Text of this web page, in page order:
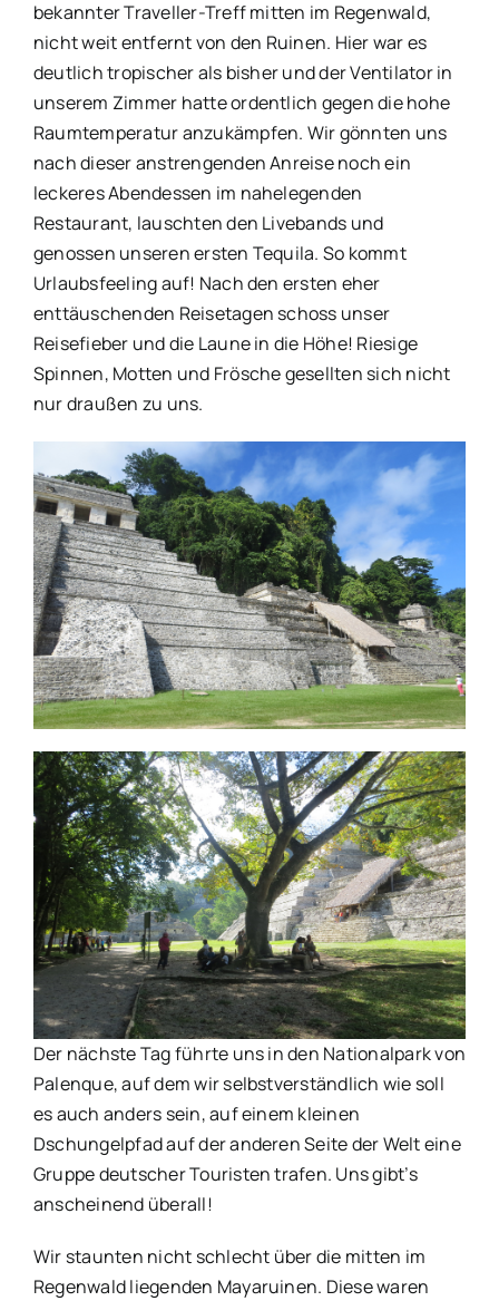
bekannter Traveller-Treff mitten im Regenwald,
nicht weit entfernt von den Ruinen. Hier war es
deutlich tropischer als bisher und der Ventilator in
unserem Zimmer hatte ordentlich gegen die hohe
Raumtemperatur anzukämpfen. Wir gönnten uns
nach dieser anstrengenden Anreise noch ein
leckeres Abendessen im nahelegenden
Restaurant, lauschten den Livebands und
genossen unseren ersten Tequila. So kommt
Urlaubsfeeling auf! Nach den ersten eher
enttäuschenden Reisetagen schoss unser
Reisefieber und die Laune in die Höhe! Riesige
Spinnen, Motten und Frösche gesellten sich nicht
nur draußen zu uns.
Der nächste Tag führte uns in den Nationalpark von
Palenque, auf dem wir selbstverständlich wie soll
es auch anders sein, auf einem kleinen
Dschungelpfad auf der anderen Seite der Welt eine
Gruppe deutscher Touristen trafen. Uns gibt’s
anscheinend überall!
Wir staunten nicht schlecht über die mitten im
Regenwald liegenden Mayaruinen. Diese waren